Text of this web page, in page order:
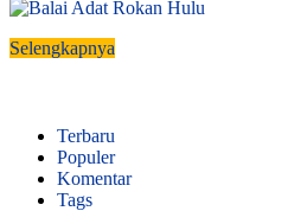
Selengkapnya
Terbaru
Populer
Komentar
Tags